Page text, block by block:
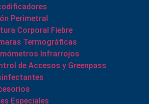
Perimetral
Corporal Fiebre
Termográficas
Infrarrojos
de Accesos y Greenpass
Especiales